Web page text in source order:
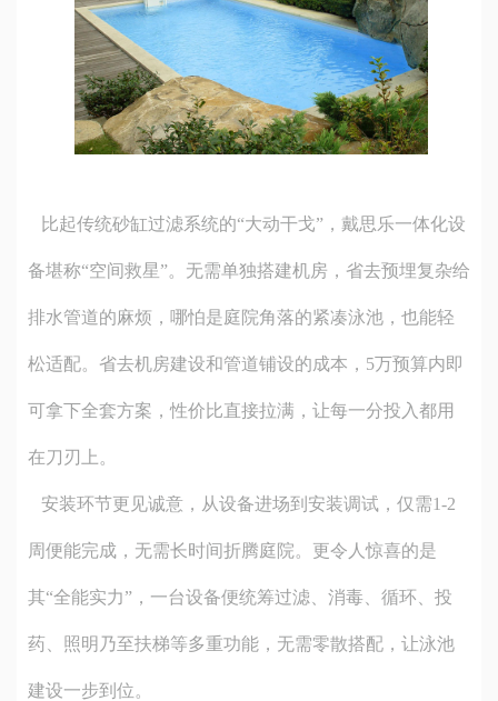
比起传统砂缸过滤系统的“大动干戈”，戴思乐一体化设
备堪称“空间救星”。无需单独搭建机房，省去预埋复杂给
排水管道的麻烦，哪怕是庭院角落的紧凑泳池，也能轻
松适配。省去机房建设和管道铺设的成本，5万预算内即
可拿下全套方案，性价比直接拉满，让每一分投入都用
在刀刃上。
安装环节更见诚意，从设备进场到安装调试，仅需1-2
周便能完成，无需长时间折腾庭院。更令人惊喜的是
其“全能实力”，一台设备便统筹过滤、消毒、循环、投
药、照明乃至扶梯等多重功能，无需零散搭配，让泳池
建设一步到位。